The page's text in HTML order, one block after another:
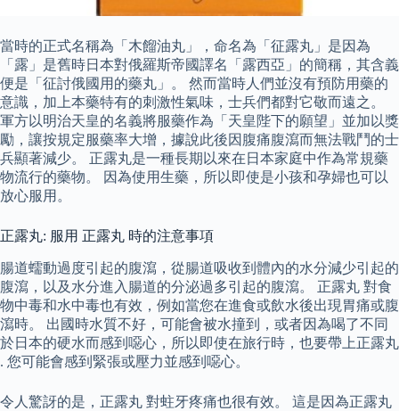
當時的正式名稱為「木餾油丸」，命名為「征露丸」是因為
「露」是舊時日本對俄羅斯帝國譯名「露西亞」的簡稱，其含義
便是「征討俄國用的藥丸」。 然而當時人們並沒有預防用藥的
意識，加上本藥特有的刺激性氣味，士兵們都對它敬而遠之。
軍方以明治天皇的名義將服藥作為「天皇陛下的願望」並加以獎
勵，讓按規定服藥率大增，據說此後因腹痛腹瀉而無法戰鬥的士
兵顯著減少。 正露丸是一種長期以來在日本家庭中作為常規藥
物流行的藥物。 因為使用生藥，所以即使是小孩和孕婦也可以
放心服用。
正露丸: 服用 正露丸 時的注意事項
腸道蠕動過度引起的腹瀉，從腸道吸收到體內的水分減少引起的
腹瀉，以及水分進入腸道的分泌過多引起的腹瀉。 正露丸 對食
物中毒和水中毒也有效，例如當您在進食或飲水後出現胃痛或腹
瀉時。 出國時水質不好，可能會被水撞到，或者因為喝了不同
於日本的硬水而感到噁心，所以即使在旅行時，也要帶上正露丸
. 您可能會感到緊張或壓力並感到噁心。
令人驚訝的是，正露丸 對蛀牙疼痛也很有效。 這是因為正露丸